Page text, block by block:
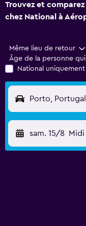
Trouvez et
chez National à
Même lieu de retour
Âge de la personne
National uniquement
sam. 15/8 Midi